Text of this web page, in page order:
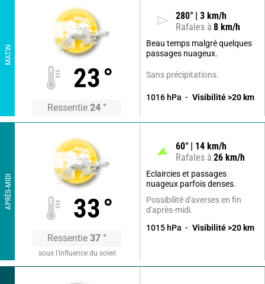
MATIN
23°
Ressentie 24 °
280° 3 km/h
Rafales à 8 km/h
Beau temps malgré quelques
passages nuageux.
Sans précipitations.
1016 hPa Visibilité >20 km
APRÈS-MIDI 33°
Ressentie 37 °
sous l’influence du soleil
60° 14 km/h
Rafales à 26 km/h
Eclaircies et passages
nuageux parfois denses.
Possibilité d'averses en fin
d'après-midi.
1015 hPa Visibilité >20 km